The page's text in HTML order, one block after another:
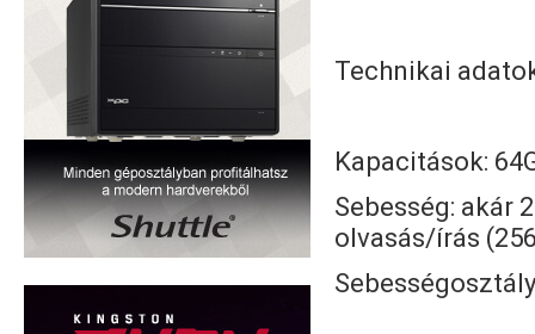
Technikai
Kapacitások:
Sebesség: akár
olvasás/írás